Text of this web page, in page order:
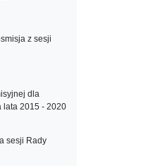
z sesji
dla
lata 2015 - 2020
sesji Rady